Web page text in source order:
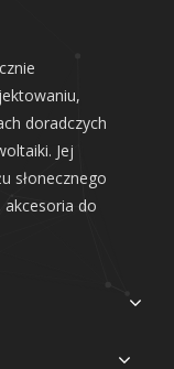
doradczych
Jej
słonecznego
do